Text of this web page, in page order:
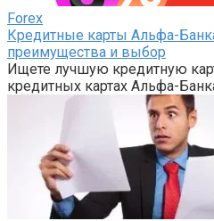
Forex
Кредитные карты Альфа-
преимущества и выбор
Ищете лучшую кредитную
кредитных картах Альфа-